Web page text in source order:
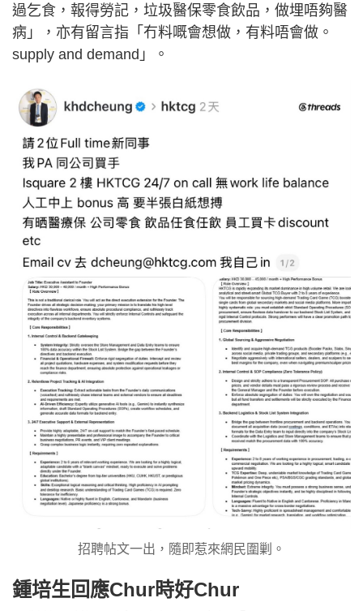
過乞食，報得勞記，垃圾醫保零食飲品，做埋唔夠醫
病」，亦有留言指「冇料嘅會想做，有料唔會做。
supply and demand」。
招聘帖文一出，隨即惹來網民圍剿。
鍾培生回應Chur時好Chur